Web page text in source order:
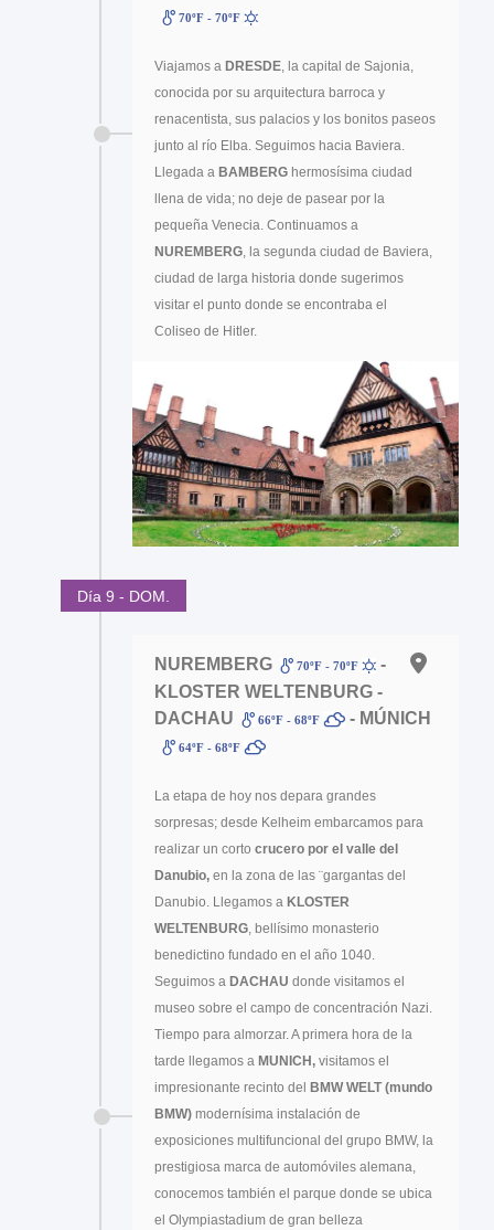
70ºF - 70ºF
Viajamos a DRESDE, la capital de Sajonia,
conocida por su arquitectura barroca y
renacentista, sus palacios y los bonitos paseos
junto al río Elba. Seguimos hacia Baviera.
Llegada a BAMBERG hermosísima ciudad
llena de vida; no deje de pasear por la
pequeña Venecia. Continuamos a
NUREMBERG, la segunda ciudad de Baviera,
ciudad de larga historia donde sugerimos
visitar el punto donde se encontraba el
Coliseo de Hitler.
Día 9 - DOM.
NUREMBERG 70ºF - 70ºF
-
KLOSTER WELTENBURG -
DACHAU
66ºF - 68ºF - MÚNICH
64ºF - 68ºF
La etapa de hoy nos depara grandes
sorpresas; desde Kelheim embarcamos para
realizar un corto crucero por el valle del
Danubio, en la zona de las ¨gargantas del
Danubio. Llegamos a KLOSTER
WELTENBURG, bellísimo monasterio
benedictino fundado en el año 1040.
Seguimos a DACHAU donde visitamos el
museo sobre el campo de concentración Nazi.
Tiempo para almorzar. A primera hora de la
tarde llegamos a MUNICH, visitamos el
impresionante recinto del
BMW WELT (mundo
BMW) modernísima instalación de
exposiciones multifuncional del grupo BMW, la
prestigiosa marca de automóviles alemana,
conocemos también el parque donde se ubica
el Olympiastadium de gran belleza